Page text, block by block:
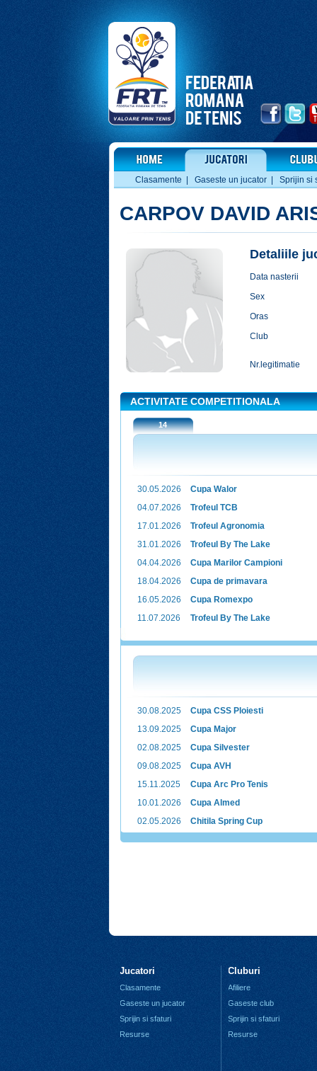
Clasamente Gaseste un jucator Sprijin si
CARPOV DAVID
Detaliile
Data nasterii
Sex
Oras
Club
Nr.legitimatie
ACTIVITATE COMPETITIONALA
14
30.05.2026
Cupa Walor
04.07.2026
Trofeul TCB
17.01.2026
Trofeul Agronomia
31.01.2026
Trofeul By The Lake
04.04.2026
Cupa Marilor Campioni
18.04.2026
Cupa de primavara
16.05.2026
Cupa Romexpo
11.07.2026
Trofeul By The Lake
30.08.2025
Cupa CSS Ploiesti
13.09.2025
Cupa Major
02.08.2025
Cupa Silvester
09.08.2025
Cupa AVH
15.11.2025
Cupa Arc Pro Tenis
10.01.2026
Cupa Almed
02.05.2026
Chitila Spring Cup
Jucatori
Clasamente
Gaseste un jucator
Sprijin si sfaturi
Resurse
Cluburi
Afiliere
Gaseste club
Sprijin si sfaturi
Resurse